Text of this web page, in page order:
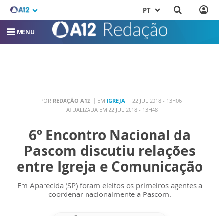
PT
MENU
POR REDAÇÃO A12 EM IGREJA
22 JUL 2018 - 13H06
ATUALIZADA EM 22 JUL 2018 - 13H48
6º Encontro Nacional da
Pascom discutiu relações
entre Igreja e Comunicação
Em Aparecida (SP) foram eleitos os primeiros agentes a
coordenar nacionalmente a Pascom.